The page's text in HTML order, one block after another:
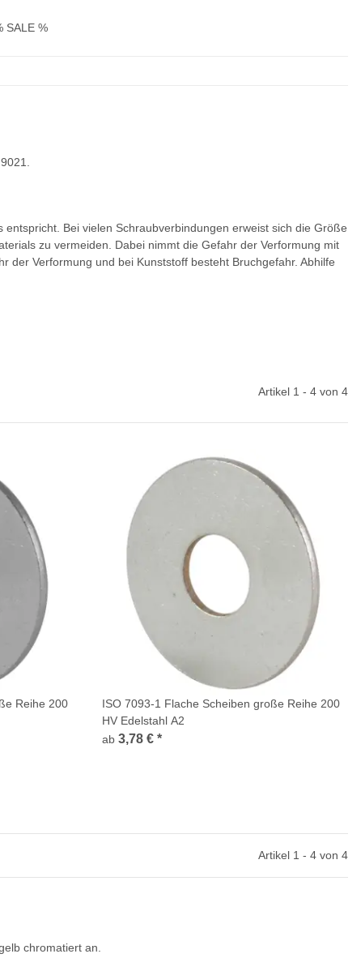
SALE %
Bei vielen Schraubverbindungen erweist sich die Größe
zu vermeiden. Dabei nimmt die Gefahr der Verformung mit
der Verformung und bei Kunststoff besteht Bruchgefahr. Abhilfe
Artikel 1 - 4 von 4
Reihe 200
ISO 7093-1 Flache Scheiben große Reihe 200
HV Edelstahl A2
ab 3,78 € *
Artikel 1 - 4 von 4
chromatiert an.